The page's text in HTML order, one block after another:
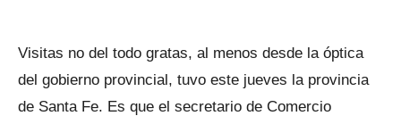
Visitas no del todo gratas, al menos desde la óptica
del gobierno provincial, tuvo este jueves la provincia
de Santa Fe. Es que el secretario de Comercio